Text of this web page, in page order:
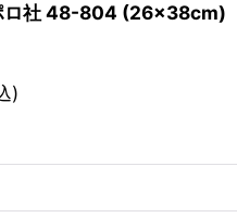
ロ社 48-804 (26×38cm)
)